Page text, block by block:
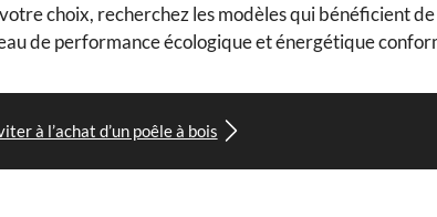
choix, recherchez les modèles qui bénéficient de
de performance écologique et énergétique
à l’achat d’un poêle à bois